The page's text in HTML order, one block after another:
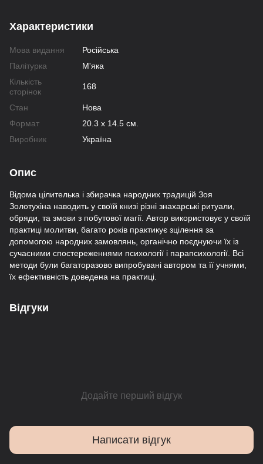
Характеристики
Мова видання
Російська
Палітурка
М'яка
Кількість
сторінок
168
Стан
Нова
Формат
20.3 х 14.5 см.
Виробник
Україна
Опис
Відома цілителька і збирачка народних традицій Зоя
Золотухіна наводить у своїй книзі різні знахарські ритуали,
обряди, та змови з побутової магії. Автор використовує у своїй
практиці молитви, багато років практикує зцілення за
допомогою народних замовлянь, органічно поєднуючи їх із
сучасними спостереженнями психології і парапсихології. Всі
методи були багаторазово випробувані автором та її учнями,
їх ефективність доведена на практиці.
Відгуки
Додайте перший відгук
Написати відгук